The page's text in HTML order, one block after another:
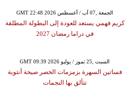
GMT 22:48 2026 الجمعة ,07 آب / أغسطس
كريم فهمي يستعد للعودة إلى البطولة المطلقة
في دراما رمضان 2027
GMT 09:39 2026 السبت ,25 تموز / يوليو
فساتين السهرة بزمزمات الخصر صيحة أنثوية
تتألق بها النجمات